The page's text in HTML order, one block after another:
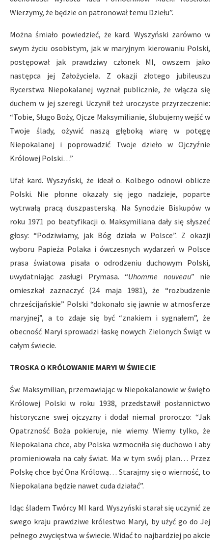
Wierzymy, że będzie on patronował temu Dziełu”.
Można śmiało powiedzieć, że kard. Wyszyński zarówno w
swym życiu osobistym, jak w maryjnym kierowaniu Polski,
postępował jak prawdziwy członek MI, owszem jako
następca jej Założyciela. Z okazji złotego jubileuszu
Rycerstwa Niepokalanej wyznał publicznie, że włącza się
duchem w jej szeregi. Uczynił też uroczyste przyrzeczenie:
“Tobie, Sługo Boży, Ojcze Maksymilianie, ślubujemy wejść w
Twoje ślady, ożywić naszą głęboką wiarę w potęgę
Niepokalanej i poprowadzić Twoje dzieło w Ojczyźnie
Królowej Polski…”
Ufał kard. Wyszyński, że ideał o. Kolbego odnowi oblicze
Polski. Nie płonne okazały się jego nadzieje, poparte
wytrwałą pracą duszpasterską. Na Synodzie Biskupów w
roku 1971 po beatyfikacji o. Maksymiliana dały się słyszeć
głosy: “Podziwiamy, jak Bóg działa w Polsce”. Z okazji
wyboru Papieża Polaka i ówczesnych wydarzeń w Polsce
prasa światowa pisała o odrodzeniu duchowym Polski,
uwydatniając zasługi Prymasa. “Uhomme nouveau” nie
omieszkał zaznaczyć (24 maja 1981), że “rozbudzenie
chrześcijańskie” Polski “dokonało się jawnie w atmosferze
maryjnej”, a to zdaje się być “znakiem i sygnałem”, że
obecność Maryi sprowadzi łaskę nowych Zielonych Świąt w
całym świecie.
TROSKA O KRÓLOWANIE MARYI W ŚWIECIE
Św. Maksymilian, przemawiając w Niepokalanowie w święto
Królowej Polski w roku 1938, przedstawił posłannictwo
historyczne swej ojczyzny i dodał niemal proroczo: “Jak
Opatrzność Boża pokieruje, nie wiemy. Wiemy tylko, że
Niepokalana chce, aby Polska wzmocniła się duchowo i aby
promieniowała na cały świat. Ma w tym swój plan… Przez
Polskę chce być Ona Królową… Starajmy się o wierność, to
Niepokalana będzie nawet cuda działać”.
Idąc śladem Twórcy MI kard. Wyszyński starał się uczynić ze
swego kraju prawdziwe królestwo Maryi, by użyć go do Jej
pełnego zwycięstwa w świecie. Widać to najbardziej po akcie